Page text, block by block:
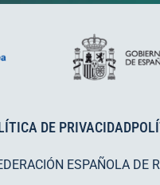
DE PRIVACIDAD
ESPAÑOLA DE